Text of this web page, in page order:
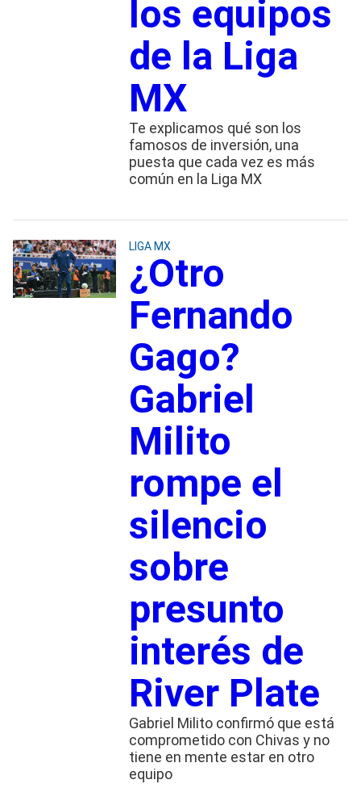
los equipos
de la Liga
MX
Te explicamos qué son los
famosos de inversión, una
puesta que cada vez es más
común en la Liga MX
LIGA MX
¿Otro
Fernando
Gago?
Gabriel
Milito
rompe el
silencio
sobre
presunto
interés de
River Plate
Gabriel Milito confirmó que está
comprometido con Chivas y no
tiene en mente estar en otro
equipo